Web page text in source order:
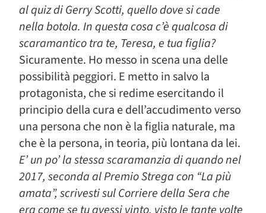
al quiz di Gerry Scotti, quello dove si cade
nella botola. In questa cosa c’è qualcosa di
scaramantico tra te, Teresa, e tua figlia?
Sicuramente. Ho messo in scena una delle
possibilità peggiori. E metto in salvo la
protagonista, che si redime esercitando il
principio della cura e dell’accudimento verso
una persona che non è la figlia naturale, ma
che è la persona, in teoria, più lontana da lei.
E’ un po’ la stessa scaramanzia di quando nel
2017, seconda al Premio Strega con “La più
amata”, scrivesti sul Corriere della Sera che